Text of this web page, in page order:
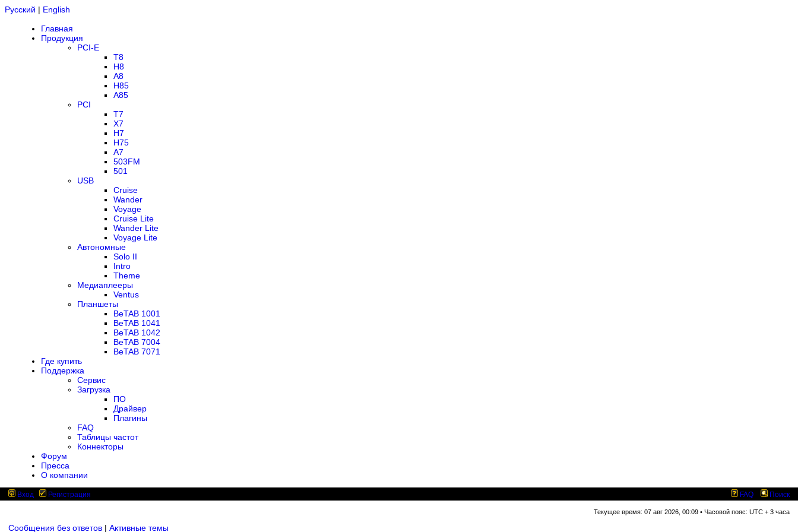
Русский | English
Главная
Продукция
PCI-E
T8
H8
A8
H85
A85
PCI
T7
X7
H7
H75
A7
503FM
501
USB
Cruise
Wander
Voyage
Cruise Lite
Wander Lite
Voyage Lite
Автономные
Solo II
Intro
Theme
Медиаплееры
Ventus
Планшеты
BeTAB 1001
BeTAB 1041
BeTAB 1042
BeTAB 7004
BeTAB 7071
Где купить
Поддержка
Сервис
Загрузка
ПО
Драйвер
Плагины
FAQ
Таблицы частот
Коннекторы
Форум
Пресса
О компании
Вход Регистрация FAQ Поиск
Текущее время: 07 авг 2026, 00:09 • Часовой пояс: UTC + 3 часа
Сообщения без ответов | Активные темы